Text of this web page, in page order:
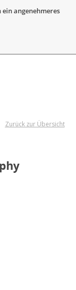
ein angenehmeres
Zurück zur Übersicht